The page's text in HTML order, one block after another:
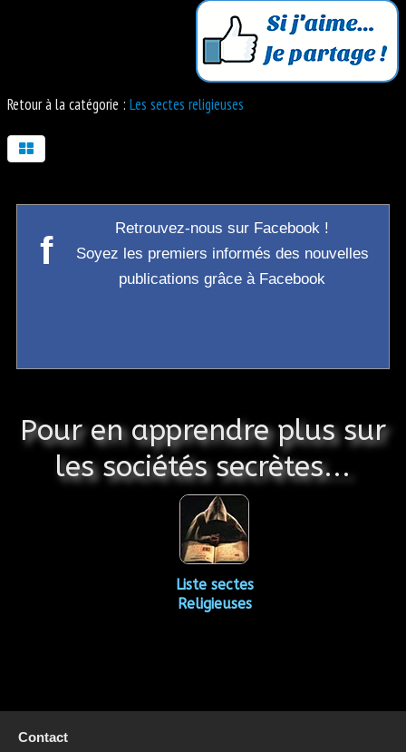
Retour à la catégorie : Les sectes religieuses
f
Retrouvez-nous sur Facebook !
Soyez les premiers informés des nouvelles
publications grâce à Facebook
Pour en apprendre plus sur
les sociétés secrètes...
Liste sectes
Religieuses
Contact